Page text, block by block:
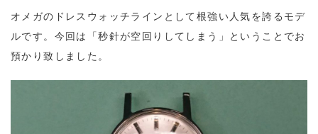
オメガのドレスウォッチラインとして根強い人気を誇るモデ
ルです。今回は「秒針が空回りしてしまう」ということでお
預かり致しました。